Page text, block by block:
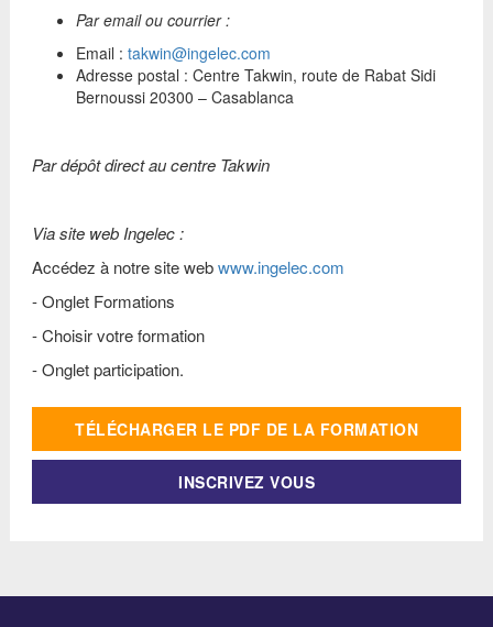
Par email ou courrier :
Email : takwin@ingelec.com
Adresse postal : Centre Takwin, route de Rabat Sidi
Bernoussi 20300 – Casablanca
Par dépôt direct au centre Takwin
Via site web Ingelec :
Accédez à notre site webwww.ingelec.com
- Onglet Formations
- Choisir votre formation
- Onglet participation.
TÉLÉCHARGER LE PDF DE LA FORMATION
INSCRIVEZ VOUS